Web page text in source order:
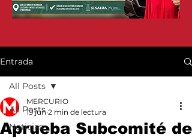
Entrada
All Posts
Noticias
All Posts
Aprueba Subcomité de
MERCURIO
19 jun 2 min de lectura